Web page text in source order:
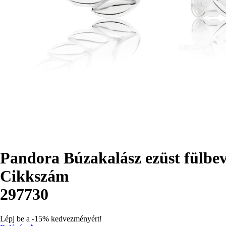
Pandora Búzakalász ezüst
Cikkszám
297730
Lépj be a -15% kedvezményért!